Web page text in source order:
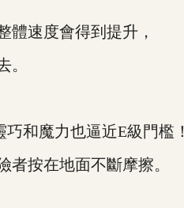
速度會得到提升，
和魔力也逼近E級門檻！
按在地面不斷摩擦。